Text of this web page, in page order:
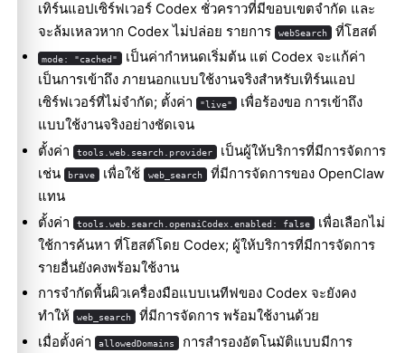
เทิร์นแอปเซิร์ฟเวอร์ Codex ชั่วคราวที่มีขอบเขตจำกัด และ
จะล้มเหลวหาก Codex ไม่ปล่อย รายการ
webSearch ที่โฮสต์
mode: "cached"
เป็นค่ากำหนดเริ่มต้น แต่ Codex จะแก้ค่า
เป็นการเข้าถึง ภายนอกแบบใช้งานจริงสำหรับเทิร์นแอป
เซิร์ฟเวอร์ที่ไม่จำกัด; ตั้งค่า
"live"
เพื่อร้องขอ การเข้าถึง
แบบใช้งานจริงอย่างชัดเจน
ตั้งค่า
tools.web.search.provider
เป็นผู้ให้บริการที่มีการจัดการ
เช่น
brave เพื่อใช้ web_search ที่มีการจัดการของ OpenClaw
แทน
ตั้งค่า
tools.web.search.openaiCodex.enabled: false
เพื่อเลือกไม่
ใช้การค้นหา ที่โฮสต์โดย Codex; ผู้ให้บริการที่มีการจัดการ
รายอื่นยังคงพร้อมใช้งาน
การจำกัดพื้นผิวเครื่องมือแบบเนทีฟของ Codex จะยังคง
ทำให้
web_search
ที่มีการจัดการ พร้อมใช้งานด้วย
เมื่อตั้งค่า
allowedDomains
การสำรองอัตโนมัติแบบมีการ